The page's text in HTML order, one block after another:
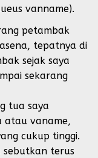
vanname).
petambak
tepatnya di
sejak saya
sekarang
tua saya
atau vaname,
cukup tinggi.
sebutkan terus